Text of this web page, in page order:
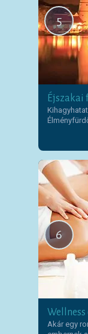
5
Éjszakai
6
Wellness
Akár egy